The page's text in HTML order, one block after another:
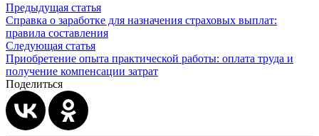
Предыдущая статья
Справка о заработке для назначения страховых выплат:
правила составления
Следующая статья
Приобретение опыта практической работы: оплата труда и
получение компенсации затрат
Поделиться